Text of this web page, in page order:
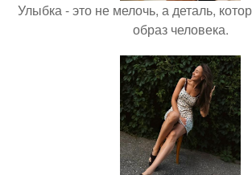
Улыбка - это не мелочь, а деталь,
образ человека.